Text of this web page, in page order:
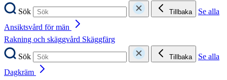
Sök
Tillbaka
Se alla
Ansiktsvård för män
Rakning och skäggvård Skäggfärg
Sök
Tillbaka
Se alla
Dagkräm